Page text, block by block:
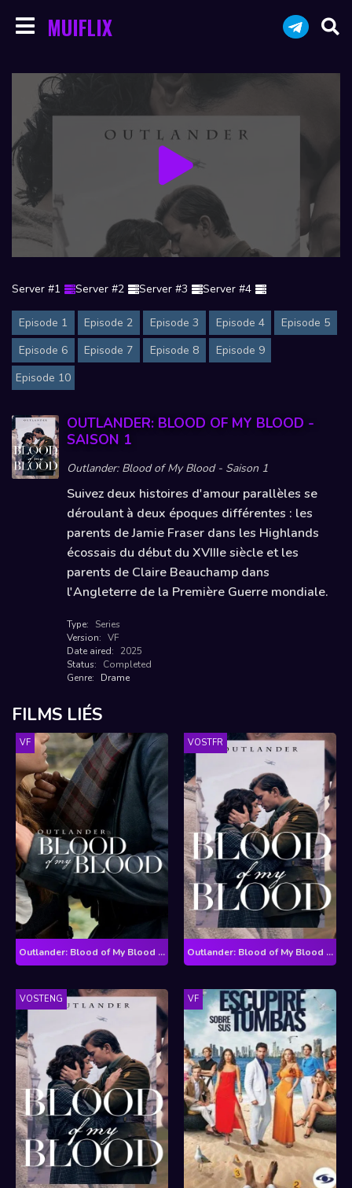
MUIFLIX
Server #1 Server #2 Server #3 Server #4
Episode 1 Episode 2 Episode 3 Episode 4
Episode 5
Episode 6
Episode 7 Episode 8
Episode 9
Episode 10
OUTLANDER: BLOOD OF MY BLOOD -
SAISON 1
Outlander: Blood of My Blood - Saison 1
Suivez deux histoires d'amour parallèles se
déroulant à deux époques différentes : les
parents de Jamie Fraser dans les Highlands
écossais du début du XVIIIe siècle et les
parents de Claire Beauchamp dans
l'Angleterre de la Première Guerre mondiale.
Type:
Series
Version: VF
Date aired:
2025
Status:
Completed
Genre:
Drame
FILMS LIÉS
VF
Outlander: Blood of My Blood - Saison 1
VOSTFR
Outlander: Blood of My Blood - Saison 1
VOSTENG VF